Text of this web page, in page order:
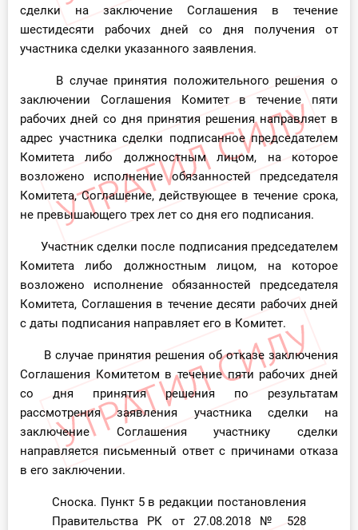
сделки на заключение Соглашения в течение
шестидесяти рабочих дней со дня получения от
участника сделки указанного заявления.
В случае принятия положительного решения о
заключении Соглашения Комитет в течение пяти
рабочих дней со дня принятия решения направляет в
адрес участника сделки подписанное председателем
Комитета либо должностным лицом, на которое
возложено исполнение обязанностей председателя
Комитета, Соглашение, действующее в течение срока,
не превышающего трех лет со дня его подписания.
Участник сделки после подписания председателем
Комитета либо должностным лицом, на которое
возложено исполнение обязанностей председателя
Комитета, Соглашения в течение десяти рабочих дней
с даты подписания направляет его в Комитет.
В случае принятия решения об отказе заключения
Соглашения Комитетом в течение пяти рабочих дней
со дня принятия решения по результатам
рассмотрения заявления участника сделки на
заключение Соглашения участнику сделки
направляется письменный ответ с причинами отказа
в его заключении.
Сноска. Пункт 5 в редакции постановления
Правительства РК от 27.08.2018 № 528